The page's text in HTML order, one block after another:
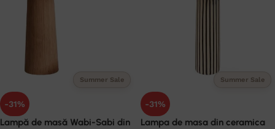
Summer Sale
-31%
Lampă de masă Wabi-Sabi din
Summer Sale
-31%
Lampa de masa din ceramica